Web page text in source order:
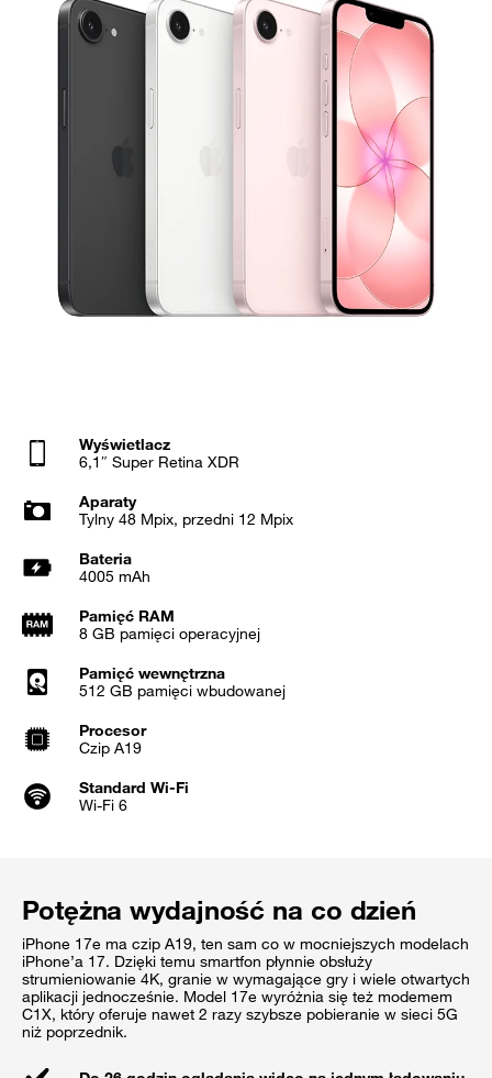
Wyświetlacz
6,1″ Super Retina XDR
Aparaty
Tylny 48 Mpix, przedni 12 Mpix
Bateria
4005 mAh
Pamięć RAM
8 GB pamięci operacyjnej
Pamięć wewnętrzna
512 GB pamięci wbudowanej
Procesor
Czip A19
Standard Wi-Fi
Wi-Fi 6
Potężna wydajność na co dzień
iPhone 17e ma czip A19, ten sam co w mocniejszych modelach
iPhone’a 17. Dzięki temu smartfon płynnie obsłuży
strumieniowanie 4K, granie w wymagające gry i wiele otwartych
aplikacji jednocześnie. Model 17e wyróżnia się też modemem
C1X, który oferuje nawet 2 razy szybsze pobieranie w sieci 5G
niż poprzednik.